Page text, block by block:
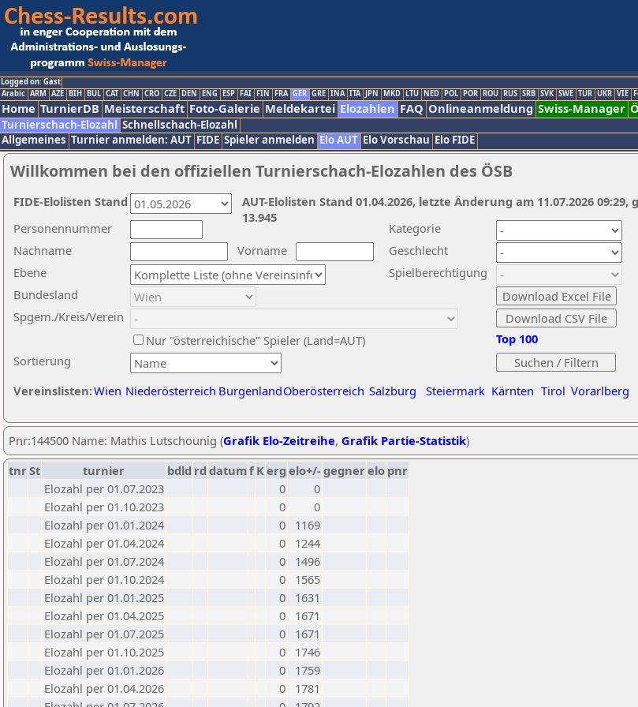
Logged on: Gast
Arabic ARM AZE BIH BUL CAT CHN CRO CZE DEN ENG ESP FAI FIN FRA GER GRE INA ITA JPN MKD LTU NED POL POR ROU RUS SRB SVK SWE TUR UKR VIE
Home TurnierDB Meisterschaft Foto-Galerie Meldekartei Elozahlen FAQ Onlineanmeldung Swiss-Manager
Turnierschach-Elozahl Schnellschach-Elozahl
Allgemeines Turnier anmelden: AUT FIDE Spieler anmelden Elo AUT Elo Vorschau Elo FIDE
Willkommen bei den offiziellen Turnierschach-Elozahlen des ÖSB
Nachname
Vorname
Ebene
Kategorie
Sortierung
Personennummer
Bundesland
Spgem./Kreis/Verein
Geschlecht
Nur "österreichische" Spieler (Land=AUT)
Spielberechtigung
Vereinslisten:Wien Niederösterreich BurgenlandOberösterreich Salzburg Steiermark Kärnten Tirol Vorarlberg
Top 100
AUT-Elolisten Stand 01.04.2026, letzte Änderung am 11.07.2026
13.945
FIDE-Elolisten Stand
Pnr:144500 Name: Mathis Lutschounig (Grafik Elo-Zeitreihe, Grafik Partie-Statistik)
tnrSt turnier bdld rd datumf Kerg elo+/-gegnerelo pnr
Elozahl per 01.07.2023
0
0
Elozahl per 01.10.2023
0
0
Elozahl per 01.01.2024
0
1169
Elozahl per 01.04.2024
0
1244
Elozahl per 01.07.2024
0
1496
Elozahl per 01.10.2024
0
1565
Elozahl per 01.01.2025
0
1631
Elozahl per 01.04.2025
0
1671
Elozahl per 01.07.2025
0
1671
Elozahl per 01.10.2025
0
1746
Elozahl per 01.01.2026
0
1759
Elozahl per 01.04.2026
0
1781